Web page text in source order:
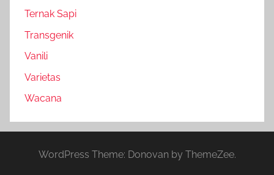
Ternak Sapi
Transgenik
Vanili
Varietas
Wacana
WordPress Theme: Donovan by ThemeZee.